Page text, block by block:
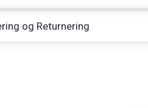
og Returnering